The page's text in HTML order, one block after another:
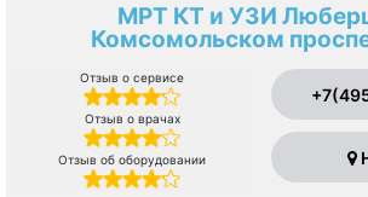
МРТ КТ и УЗИ
Комсомольском
Отзыв о сервисе
Отзыв о врачах
Отзыв об оборудовании